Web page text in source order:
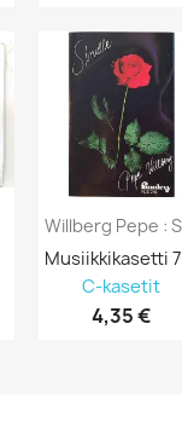
C-kasetit
4,35 €